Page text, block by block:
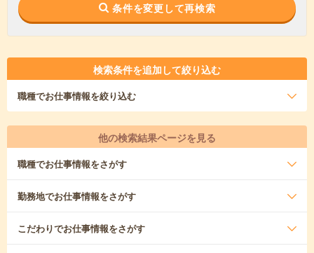
条件を変更して再検索
検索条件を追加して絞り込む
職種でお仕事情報を絞り込む
他の検索結果ページを見る
職種でお仕事情報をさがす
勤務地でお仕事情報をさがす
こだわりでお仕事情報をさがす